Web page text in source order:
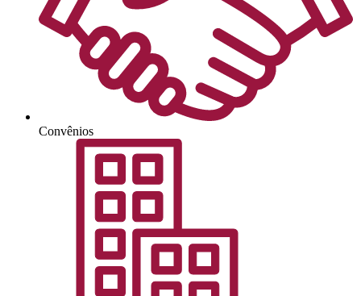
Convênios